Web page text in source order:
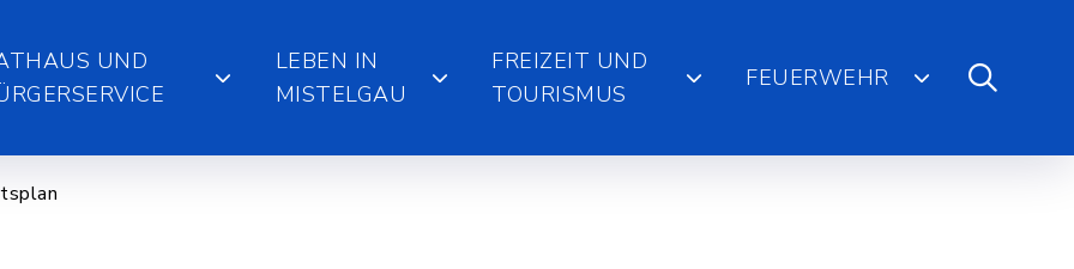
UND
LEBEN IN
MISTELGAU
FREIZEIT UND
TOURISMUS
FEUERWEHR